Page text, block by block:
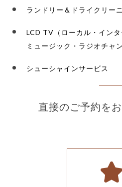
ランドリー＆ドライクリー
LCD TV（ローカル・インタ
ミュージック・ラジオチャ
シューシャインサービス
直接のご予約を